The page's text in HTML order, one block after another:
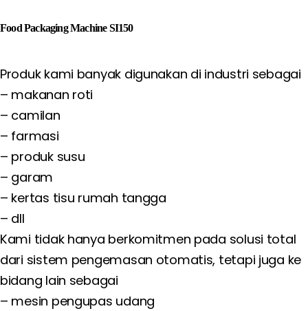
Food Packaging Machine SI150
Produk kami banyak digunakan di industri sebagai
– makanan roti
– camilan
– farmasi
– produk susu
– garam
– kertas tisu rumah tangga
– dll
Kami tidak hanya berkomitmen pada solusi total
dari sistem pengemasan otomatis, tetapi juga ke
bidang lain sebagai
– mesin pengupas udang